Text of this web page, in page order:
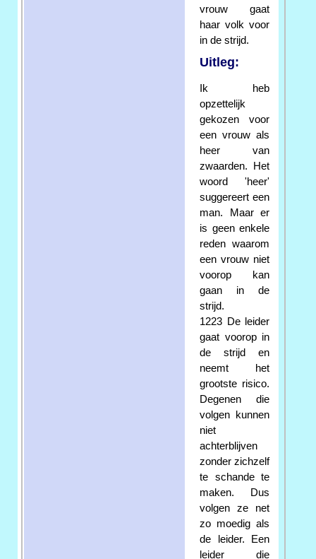
vrouw gaat
haar volk voor
in de strijd.
Uitleg:
Ik heb
opzettelijk
gekozen voor
een vrouw als
heer van
zwaarden. Het
woord 'heer'
suggereert een
man. Maar er
is geen enkele
reden waarom
een vrouw niet
voorop kan
gaan in de
strijd.
1223 De leider
gaat voorop in
de strijd en
neemt het
grootste risico.
Degenen die
volgen kunnen
niet
achterblijven
zonder zichzelf
te schande te
maken. Dus
volgen ze net
zo moedig als
de leider. Een
leider die